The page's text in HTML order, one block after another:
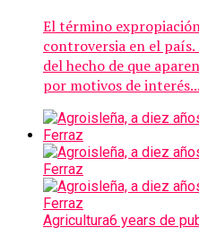
El término
controversia en el
del hecho de que
por motivos de interés...
Agricultura6 years de